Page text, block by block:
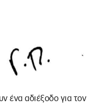
ένα αδιέξοδο για τον